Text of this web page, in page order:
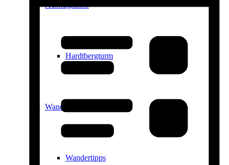
Ausflugsziele
Hardtbergturm
Wandern
Wandertipps